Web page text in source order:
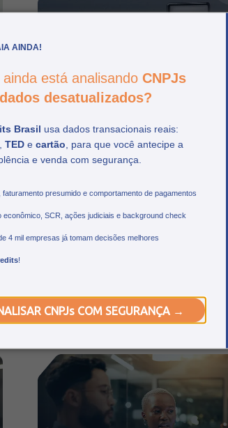
AINDA!
ainda está analisando CNPJs
dados desatualizados?
Brasil usa dados transacionais reais:
TED e cartão , para que você antecipe a
e venda com segurança.
faturamento presumido e comportamento de pagamentos
econômico, SCR, ações judiciais e background check
4 mil empresas já tomam decisões melhores
!
CNPJs COM SEGURANÇA →
O que esperar do Febraban
setor financeiro
Conheça as principais tendências do
TECH 2026, as trilhas temáticas do